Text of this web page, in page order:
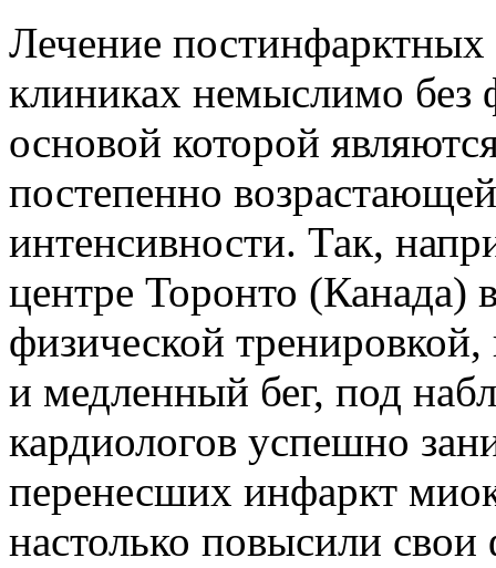
Лечение
клиниках немыслимо без
основой которой
постепенно
интенсивности. Так,
центре Торонто (Канада)
физической
и медленный бег, под
кардиологов успешно
перенесших инфаркт
настолько повысили